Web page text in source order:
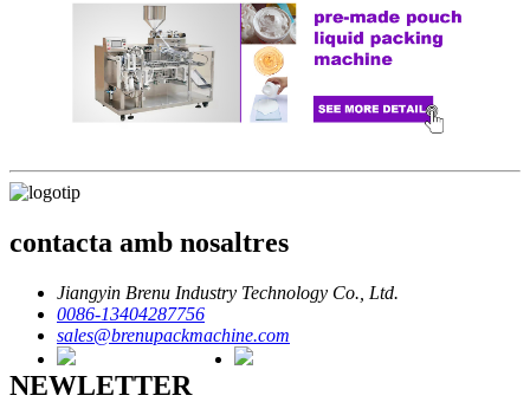
contacta amb nosaltres
Jiangyin Brenu Industry Technology Co., Ltd.
0086-13404287756
sales@brenupackmachine.com
NEWLETTER